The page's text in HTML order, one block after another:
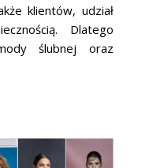
klientów, udział
Dlatego
ślubnej oraz